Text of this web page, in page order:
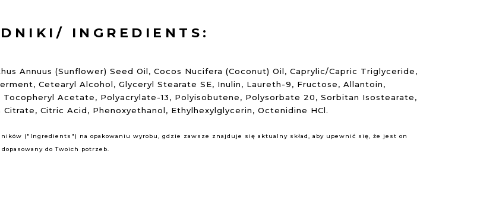
INGREDIENTS:
Annuus (Sunflower) Seed Oil, Cocos Nucifera (Coconut) Oil, Caprylic/Capric Triglyceride,
Cetearyl Alcohol, Glyceryl Stearate SE, Inulin, Laureth-9, Fructose, Allantoin,
Acetate, Polyacrylate-13, Polyisobutene, Polysorbate 20, Sorbitan Isostearate,
Citric Acid, Phenoxyethanol, Ethylhexylglycerin, Octenidine HCl.
("Ingredients") na opakowaniu wyrobu, gdzie zawsze znajduje się aktualny skład, aby upewnić się, że jest on
dopasowany do Twoich potrzeb.